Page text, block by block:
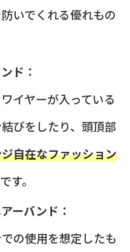
いでくれる優れもの
ド：
イヤーが入っている
びをしたり、頭頂部
自在なファッション
す。
ーバンド：
の使用を想定したも